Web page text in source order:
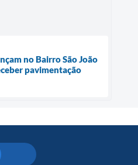
no Bairro São João
pavimentação